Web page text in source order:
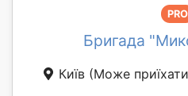
PRO
Бригада
Київ (Може